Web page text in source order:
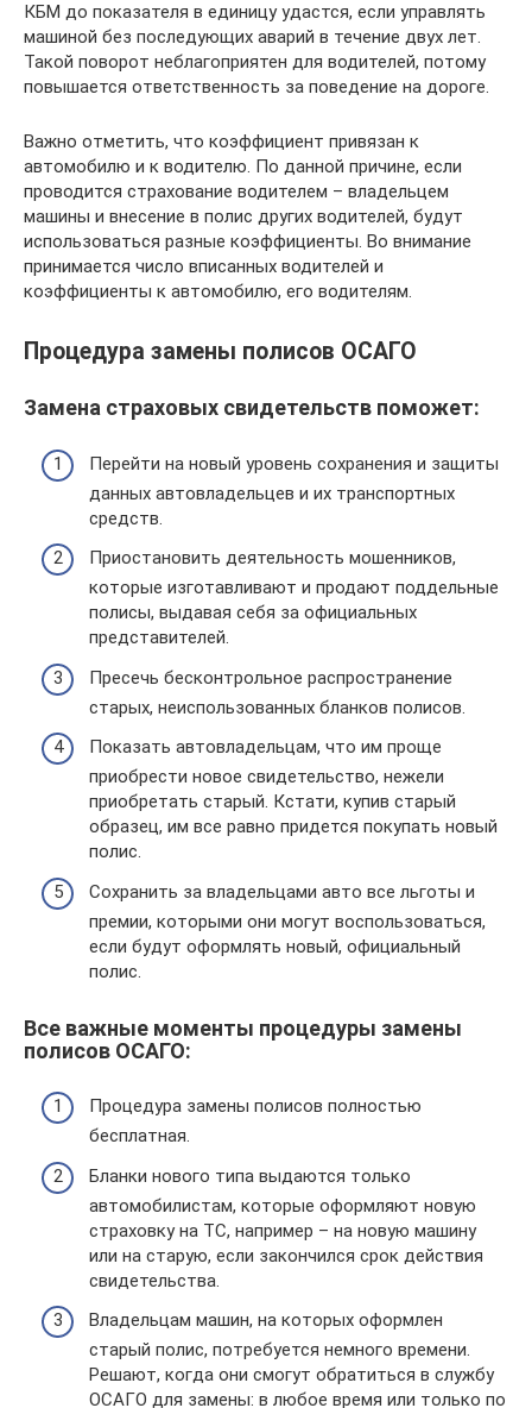
КБМ до показателя в единицу удастся, если управлять
машиной без последующих аварий в течение двух лет.
Такой поворот неблагоприятен для водителей, потому
повышается ответственность за поведение на дороге.
Важно отметить, что коэффициент привязан к
автомобилю и к водителю. По данной причине, если
проводится страхование водителем – владельцем
машины и внесение в полис других водителей, будут
использоваться разные коэффициенты. Во внимание
принимается число вписанных водителей и
коэффициенты к автомобилю, его водителям.
Процедура замены полисов ОСАГО
Замена страховых свидетельств поможет:
Перейти на новый уровень сохранения и защиты
данных автовладельцев и их транспортных
средств.
Приостановить деятельность мошенников,
которые изготавливают и продают поддельные
полисы, выдавая себя за официальных
представителей.
Пресечь бесконтрольное распространение
старых, неиспользованных бланков полисов.
Показать автовладельцам, что им проще
приобрести новое свидетельство, нежели
приобретать старый. Кстати, купив старый
образец, им все равно придется покупать новый
полис.
Сохранить за владельцами авто все льготы и
премии, которыми они могут воспользоваться,
если будут оформлять новый, официальный
полис.
Все важные моменты процедуры замены
полисов ОСАГО:
Процедура замены полисов полностью
бесплатная.
Бланки нового типа выдаются только
автомобилистам, которые оформляют новую
страховку на ТС, например – на новую машину
или на старую, если закончился срок действия
свидетельства.
Владельцам машин, на которых оформлен
старый полис, потребуется немного времени.
Решают, когда они смогут обратиться в службу
ОСАГО для замены: в любое время или только по